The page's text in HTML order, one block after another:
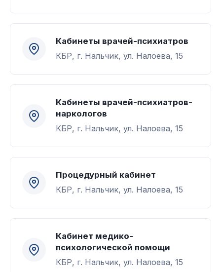
Кабинеты врачей-психиатров
КБР, г. Нальчик, ул. Налоева, 15
Кабинеты врачей-психиатров-
наркологов
КБР, г. Нальчик, ул. Налоева, 15
Процедурный кабинет
КБР, г. Нальчик, ул. Налоева, 15
Кабинет медико-
психологической помощи
КБР, г. Нальчик, ул. Налоева, 15